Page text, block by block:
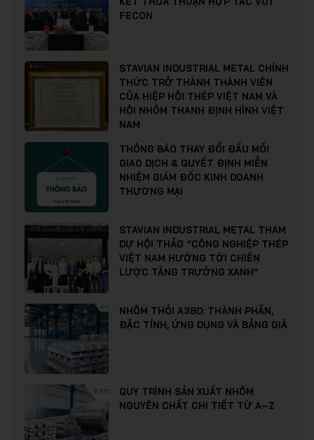
FECON
STAVIAN INDUSTRIAL METAL CHÍNH
THỨC TRỞ THÀNH THÀNH VIÊN
CỦA HIỆP HỘI THÉP VIỆT NAM VÀ
HỘI NHÔM THANH ĐỊNH HÌNH VIỆT
NAM
THÔNG BÁO THAY ĐỔI ĐẦU MỐI
GIAO DỊCH & QUYẾT ĐỊNH MIỄN
NHIỆM GIÁM ĐỐC KINH DOANH
THƯƠNG MẠI
STAVIAN INDUSTRIAL METAL THAM
DỰ HỘI THẢO “CÔNG NGHIỆP THÉP
VIỆT NAM HƯỚNG TỚI CHIẾN
LƯỢC TĂNG TRƯỞNG XANH”
NHÔM THỎI A380: THÀNH PHẦN,
ĐẶC TÍNH, ỨNG DỤNG VÀ BẢNG GIÁ
QUY TRÌNH SẢN XUẤT NHÔM
NGUYÊN CHẤT CHI TIẾT TỪ A–Z